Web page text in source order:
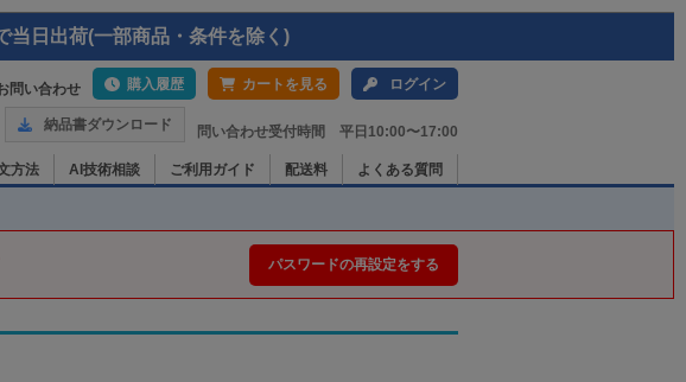
当日出荷(一部商品・条件を除く)
問い合わせ 購入履歴 カートを見る ログイン
納品書ダウンロード 問い合わせ受付時間 平日10:00〜17:00
方法 AI技術相談 ご利用ガイド 配送料 よくある質問
パスワードの再設定をする